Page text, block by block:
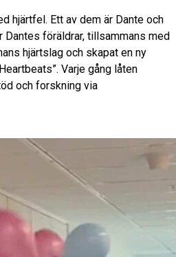
hjärtfel. Ett av dem är Dante och
Dantes föräldrar, tillsammans med
hjärtslag och skapat en ny
Varje gång låten
och forskning via